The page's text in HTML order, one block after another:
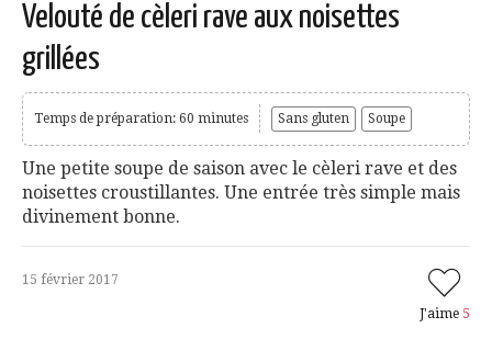
Velouté de cèleri rave aux noisettes
grillées
Temps de préparation: 60 minutes Sans gluten Soupe
Une petite soupe de saison avec le cèleri rave et des
noisettes croustillantes. Une entrée très simple mais
divinement bonne.
15 février 2017
J'aime 5